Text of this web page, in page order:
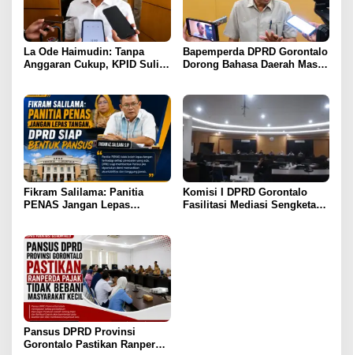
La Ode Haimudin: Tanpa
Anggaran Cukup, KPID Sulit
Bapemperda DPRD Gorontalo
Dorong Bahasa Daerah Masuk
Fikram Salilama: Panitia
PENAS Jangan Lepas
Komisi I DPRD Gorontalo
Fasilitasi Mediasi Sengketa
Pansus DPRD Provinsi
Gorontalo Pastikan Ranperda